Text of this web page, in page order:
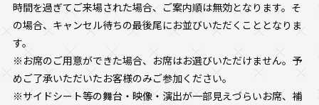
時間を過ぎてご来場された場合、ご案内順は無効となります。そ
の場合、キャンセル待ちの最後尾にお並びいただくこととなりま
す。
※お席のご用意ができた場合、お席はお選びいただけません。予
めご了承いただいたお客様のみご参加ください。
※サイドシート等の舞台・映像・演出が一部見えづらいお席、補